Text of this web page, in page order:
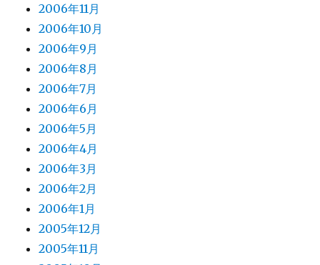
2006年11月
2006年10月
2006年9月
2006年8月
2006年7月
2006年6月
2006年5月
2006年4月
2006年3月
2006年2月
2006年1月
2005年12月
2005年11月